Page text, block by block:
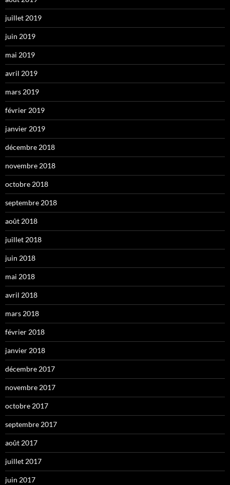
juillet 2019
juin 2019
mai 2019
avril 2019
mars 2019
février 2019
janvier 2019
décembre 2018
novembre 2018
octobre 2018
septembre 2018
août 2018
juillet 2018
juin 2018
mai 2018
avril 2018
mars 2018
février 2018
janvier 2018
décembre 2017
novembre 2017
octobre 2017
septembre 2017
août 2017
juillet 2017
juin 2017